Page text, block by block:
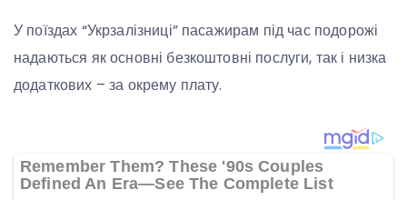
У поїздах “Укрзалізниці” пасажирам під час подорожі
надаються як основні безкоштовні послуги, так і низка
додаткових – за окрему плату.